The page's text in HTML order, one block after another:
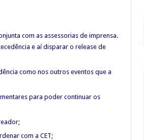
com as assessorias de imprensa.
e aí disparar o release de
como nos outros eventos que a
para poder continuar os
com a CET;